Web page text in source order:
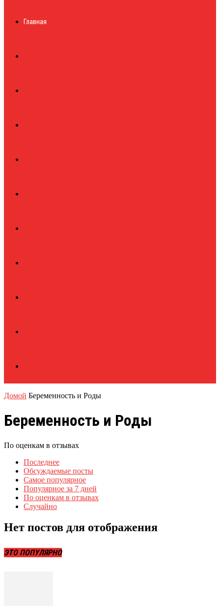
журналГлавная
Домой Беременность и Роды
Беременность и Роды
По оценкам в отзывах
Последнее
Обсуждаемые посты
Самое популярное
Популярное за 7 дней
По оценкам в отзывах
Случайно
Нет постов для отображения
ЭТО ПОПУЛЯРНО